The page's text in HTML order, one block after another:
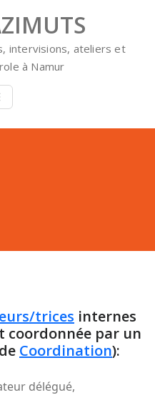
intervisions, ateliers et
à Namur
trices internes
coordonnée par un
Coordination):
délégué,